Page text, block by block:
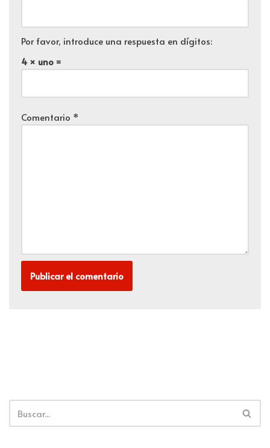
Por favor, introduce una respuesta en dígitos:
4 × uno =
Comentario *